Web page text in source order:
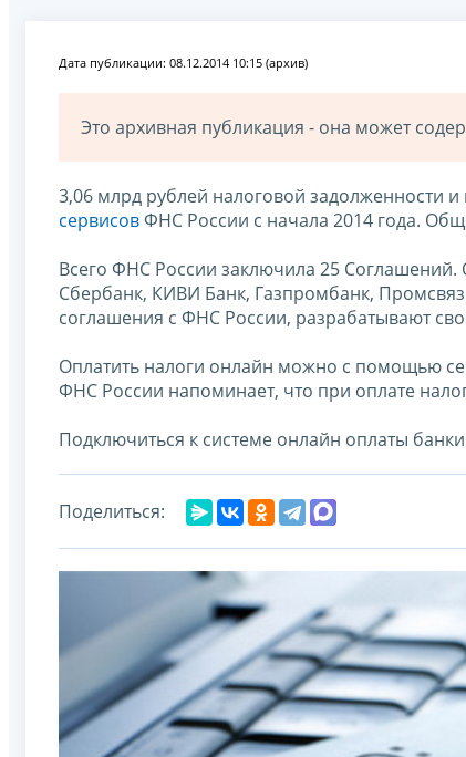
Дата публикации: 08.12.2014 10:15 (архив)
Это архивная публикация - она может
3,06 млрд рублей налоговой задолженности
сервисовФНС России с начала 2014 года.
Всего ФНС России заключила 25 Соглашений.
Сбербанк, КИВИ Банк, Газпромбанк,
соглашения с ФНС России, разрабатывают
Оплатить налоги онлайн можно с помощью
ФНС России напоминает, что при оплате
Подключиться к системе онлайн оплаты банки
Поделиться: